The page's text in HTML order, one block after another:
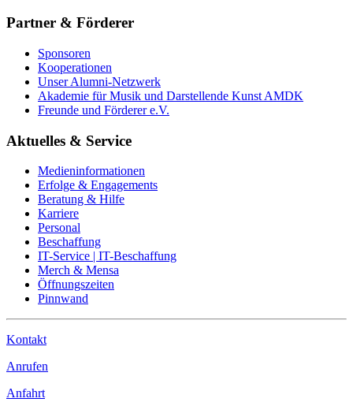
Partner & Förderer
Sponsoren
Kooperationen
Unser Alumni-Netzwerk
Akademie für Musik und Darstellende Kunst AMDK
Freunde und Förderer e.V.
Aktuelles & Service
Medieninformationen
Erfolge & Engagements
Beratung & Hilfe
Karriere
Personal
Beschaffung
IT-Service | IT-Beschaffung
Merch & Mensa
Öffnungszeiten
Pinnwand
Kontakt
Anrufen
Anfahrt